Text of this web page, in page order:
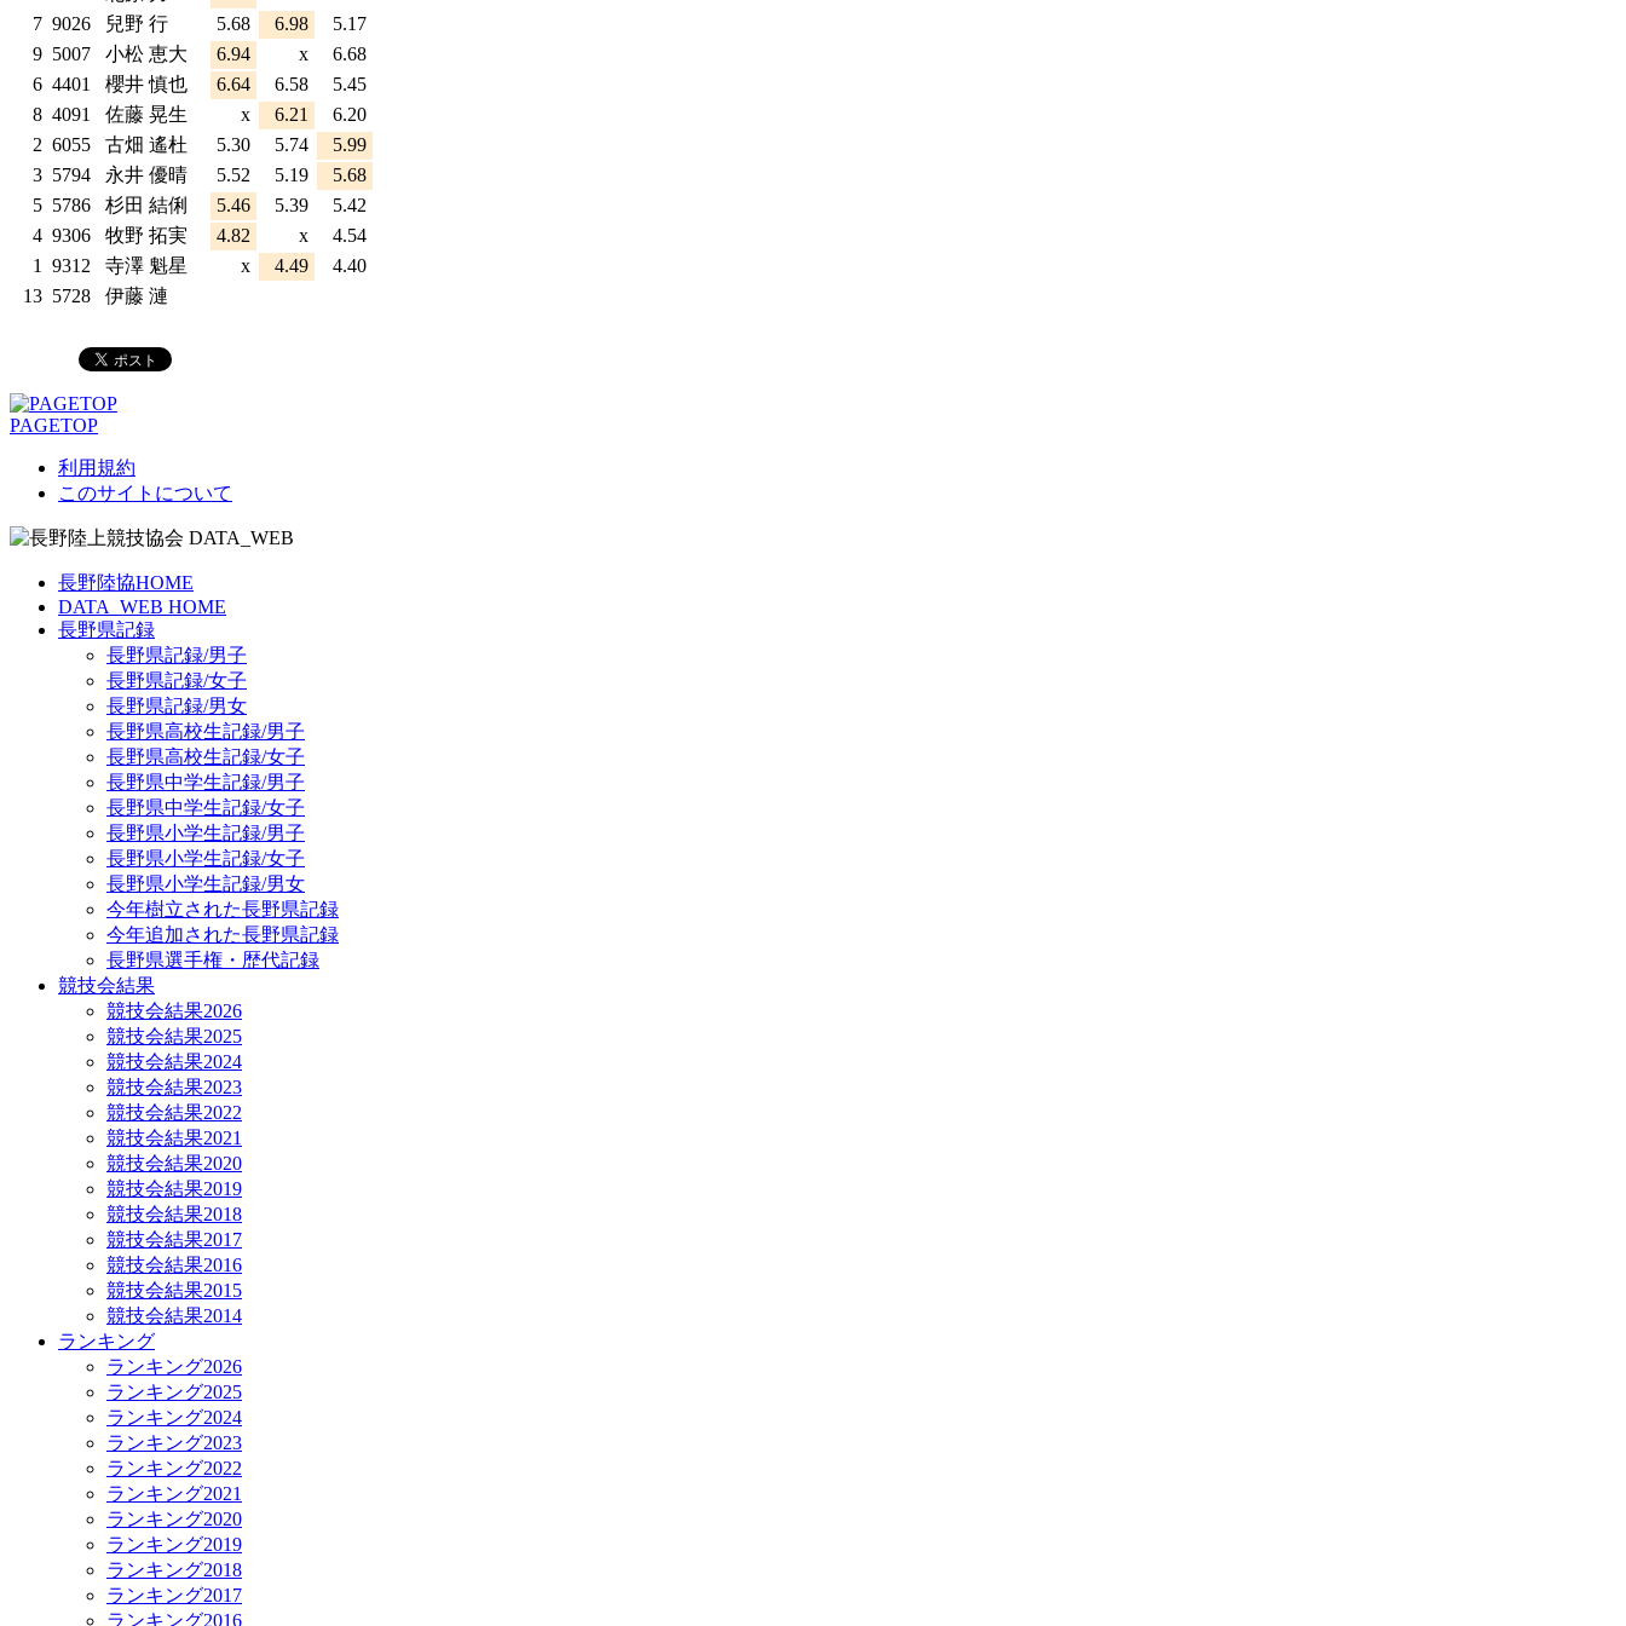
7 9026 兒野 行 5.68 6.98
5.17
9 5007 小松 恵大 6.94 x
6.68
6 4401 櫻井 慎也 6.64 6.58
5.45
8 4091 佐藤 晃生 x 6.21
6.20
2 6055 古畑 遙杜 5.30 5.74
5.99
3 5794 永井 優晴 5.52 5.19
5.68
5 5786 杉田 結俐 5.46 5.39
5.42
4 9306 牧野 拓実 4.82 x
4.54
1
9312 寺澤 魁星 x 4.49
4.40
13 5728 伊藤 漣
PAGETOP
利用規約
このサイトについて
長野陸協HOME
DATA_WEB HOME
長野県記録
長野県記録/男子
長野県記録/女子
長野県記録/男女
長野県高校生記録/男子
長野県高校生記録/女子
長野県中学生記録/男子
長野県中学生記録/女子
長野県小学生記録/男子
長野県小学生記録/女子
長野県小学生記録/男女
今年樹立された長野県記録
今年追加された長野県記録
長野県選手権・歴代記録
競技会結果
競技会結果2026
競技会結果2025
競技会結果2024
競技会結果2023
競技会結果2022
競技会結果2021
競技会結果2020
競技会結果2019
競技会結果2018
競技会結果2017
競技会結果2016
競技会結果2015
競技会結果2014
ランキング
ランキング2026
ランキング2025
ランキング2024
ランキング2023
ランキング2022
ランキング2021
ランキング2020
ランキング2019
ランキング2018
ランキング2017
ランキング2016